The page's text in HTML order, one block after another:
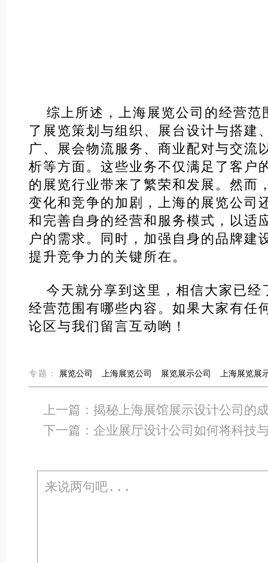
综上所述，上海展览公司的经营范
了展览策划与组织、展台设计与搭建
广、展会物流服务、商业配对与交流
析等方面。这些业务不仅满足了客户
的展览行业带来了繁荣和发展。然而
变化和竞争的加剧，上海的展览公司
和完善自身的经营和服务模式，以适
户的需求。同时，加强自身的品牌建
提升竞争力的关键所在。
今天就分享到这里，相信大家已经
经营范围有哪些内容。如果大家有任
论区与我们留言互动哟！
专题： 展览公司 上海展览公司 展览展示公司 上海展览展
上一篇：揭秘上海展馆展示设计公司的
下一篇：企业展厅设计公司如何将科技